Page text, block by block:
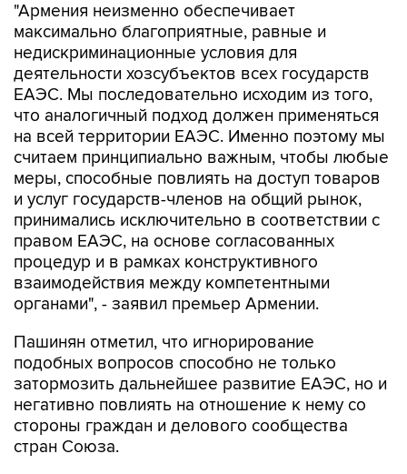
"Армения неизменно обеспечивает
максимально благоприятные, равные и
недискриминационные условия для
деятельности хозсубъектов всех государств
ЕАЭС. Мы последовательно исходим из того,
что аналогичный подход должен применяться
на всей территории ЕАЭС. Именно поэтому мы
считаем принципиально важным, чтобы любые
меры, способные повлиять на доступ товаров
и услуг государств-членов на общий рынок,
принимались исключительно в соответствии с
правом ЕАЭС, на основе согласованных
процедур и в рамках конструктивного
взаимодействия между компетентными
органами", - заявил премьер Армении.
Пашинян отметил, что игнорирование
подобных вопросов способно не только
затормозить дальнейшее развитие ЕАЭС, но и
негативно повлиять на отношение к нему со
стороны граждан и делового сообщества
стран Союза.